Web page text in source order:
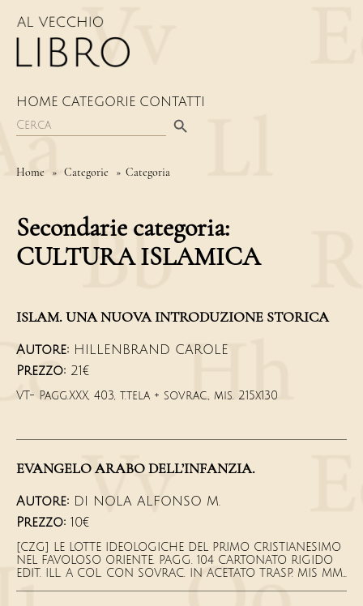
HOME CATEGORIE CONTATTI
Search
for:
Home » Categorie » Categoria
Secondarie categoria:
CULTURA ISLAMICA
ISLAM. UNA NUOVA INTRODUZIONE STORICA
Autore: HILLENBRAND CAROLE
Prezzo: 21€
VT- Pagg.XXX, 403, t.tela + sovrac., mis. 215x130
EVANGELO ARABO DELL’INFANZIA.
Autore: DI NOLA ALFONSO M.
Prezzo: 10€
[CZG] LE LOTTE IDEOLOGICHE DEL PRIMO CRISTIANESIMO
NEL FAVOLOSO ORIENTE. PAGG. 104 CARTONATO RIGIDO
EDIT. ILL. A COL. CON SOVRAC. IN ACETATO TRASP. MIS MM